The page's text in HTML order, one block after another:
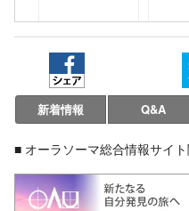
新着情報 Q&A
■ オーラソーマ総合情報サイ